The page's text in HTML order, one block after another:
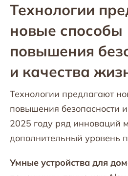
Технологии
новые способы
повышения
и качества
Технологии предлагают
повышения безопасности
2025 году ряд инноваций
дополнительный уровень
Умные устройства для